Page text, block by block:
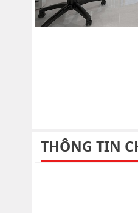
THÔNG TIN